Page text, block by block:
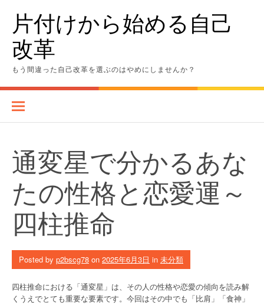
content片付けから始める自己
改革
もう間違った自己改革を選ぶのはやめにしませんか？
通変星で分かるあな
たの性格と恋愛運～
四柱推命
Posted by p2bscg78 on 2025年6月3日 in 未分類
四柱推命における「通変星」は、その人の性格や恋愛の傾向を読み解
くうえでとても重要な要素です。今回はその中でも「比肩」「食神」